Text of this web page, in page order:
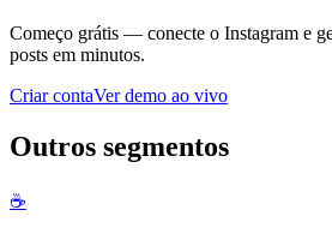
Começo grátis — conecte o Instagram e
posts em minutos.
Criar contaVer demo ao vivo
Outros segmentos
☕